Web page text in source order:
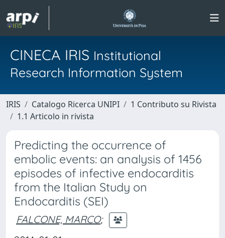
CINECA IRIS Institutional
Research Information System
IRIS Catalogo Ricerca UNIPI
1 Contributo su Rivista
1.1 Articolo in rivista
Predicting the occurrence of
embolic events: an analysis of 1456
episodes of infective endocarditis
from the Italian Study on
Endocarditis (SEI)
FALCONE, MARCO;